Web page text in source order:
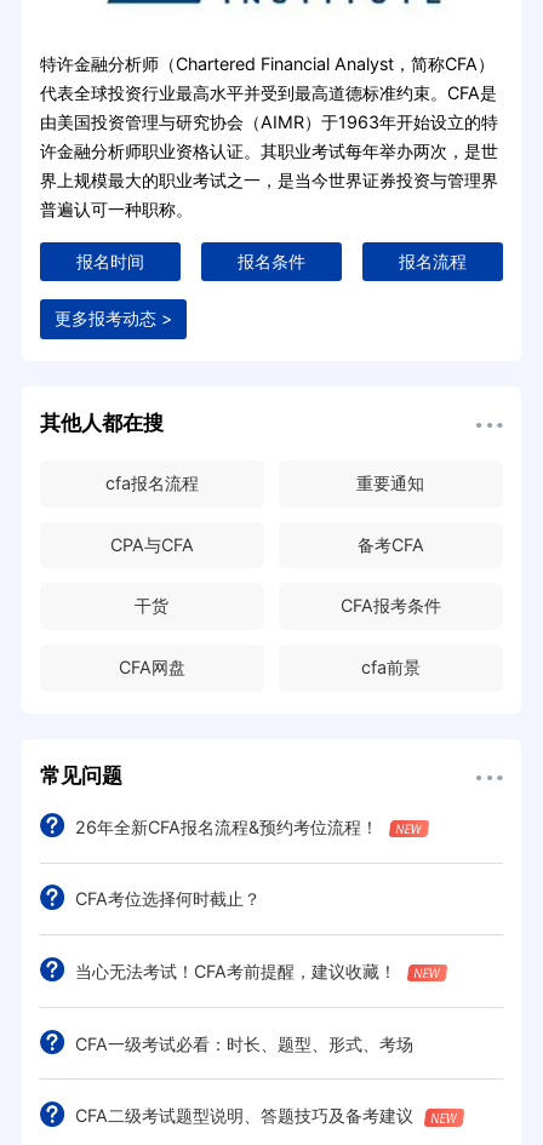
特许金融分析师（Chartered Financial Analyst，简称CFA）
代表全球投资行业最高水平并受到最高道德标准约束。CFA是
由美国投资管理与研究协会（AIMR）于1963年开始设立的特
许金融分析师职业资格认证。其职业考试每年举办两次，是世
界上规模最大的职业考试之一，是当今世界证券投资与管理界
普遍认可一种职称。
报名时间 报名条件 报名流程
更多报考动态 >
其他人都在搜
cfa报名流程 重要通知
CPA与CFA 备考CFA
干货 CFA报考条件
CFA网盘 cfa前景
常见问题
26年全新CFA报名流程&预约考位流程！
CFA考位选择何时截止？
当心无法考试！CFA考前提醒，建议收藏！
CFA一级考试必看：时长、题型、形式、考场
CFA二级考试题型说明、答题技巧及备考建议